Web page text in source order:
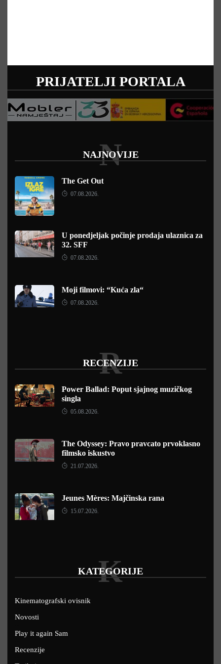
PRIJATELJI PORTALA
NAJNOVIJE
N
The Get Out
07.08.2026.
U ponedjeljak počinje prodaja ulaznica za
32. SFF
07.08.2026.
Moji filmovi: “Kuća zla“
07.08.2026.
RECENZIJE
R
Power Ballad: Poput sjajnog muzičkog
singla
05.08.2026.
The Odyssey: Pravo pravcato prvoklasno
filmsko iskustvo
21.07.2026.
Jeunes Mères: Majčinska rana
15.07.2026.
KATEGORIJE
K
Kinematografski ovisnik
Novosti
Play it again Sam
Recenzije